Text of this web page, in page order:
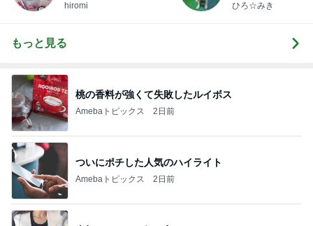
hiromi ひろ☆みき
もっと見る
桃の香料が強くて失敗したルイボス
Amebaトピックス 2日前
ついにポチした人気のハイライト
Amebaトピックス 2日前